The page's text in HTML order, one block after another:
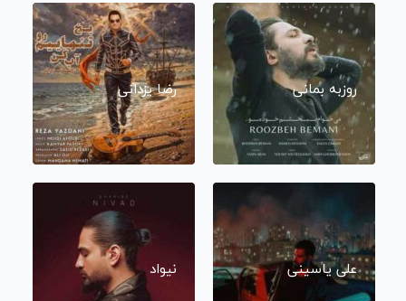
روزبه بمانی رضا یزدانی
علی یاسینی نیواد